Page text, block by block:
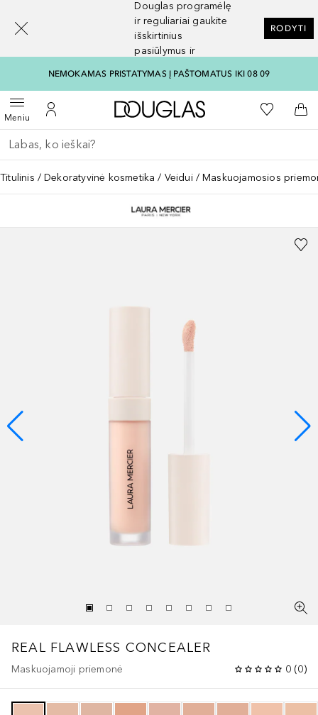
Douglas programėlę
ir reguliariai gaukite
išskirtinius
pasiūlymus ir
RODYTI
NEMOKAMAS PRISTATYMAS Į PAŠTOMATUS IKI 08 09
MeniuAtidaryti meniuĮ mano paskyrą
Į Douglas pagrindinį
Į mano
Į
Grįžk atgal
Vykdykite paiešką
Titulinis Dekoratyvinė kosmetika Veidui Maskuojamosios
REAL FLAWLESS CONCEALER
Maskuojamoji priemonė 0 (0)
[navigation.slideout.screenreader]